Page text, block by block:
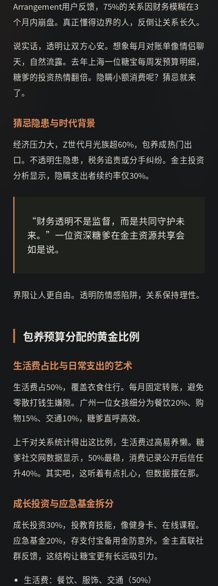
Arrangement用户反馈，75%的关系因财务模糊在3
个月内崩盘。真正懂得边界的人，反倒让关系长久。
说实话，透明让双方心安。想象每月对账单像情侣聊
天，自然流露。去年上海一位糖宝每周发预算明细，
糖爹的投资热情翻倍。隐瞒小额消费呢？猜忌就来
了。
猜忌隐患与时代背景
经济压力大，Z世代月光族超60%，包养成热门出
口。不透明生隐患，税务追责或分手纠纷。金主投资
分析显示，隐瞒支出者续约率仅30%。
“财务透明不是监督，而是共同守护未
来。”一位资深糖爹在金主资源共享会
如是说。
界限让人更自由。透明防情感陷阱，关系保持理性。
包养预算分配的黄金比例
生活费占比与日常支出的艺术
生活费占50%，覆盖衣食住行。每月固定转账，避免
零散打钱生嫌隙。广州一位女孩细分为餐饮20%、购
物15%、交通10%，糖爹直呼高效。
上千对关系统计得出这比例，生活费过高易养懒。糖
爹社交网数据显示，50%最稳，消费记录公开后信任
升40%。其实吧，这听着有点扎心，但数据摆在那。
成长投资与应急基金拆分
成长投资30%，投教育技能，像健身卡、在线课程。
应急基金20%，存支付宝备用金防意外。金主直联社
群反馈，这结构让糖宝更有长远吸引力。
生活费：餐饮、服饰、交通（50%）